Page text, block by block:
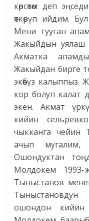
көрсөтөм деп
өткөрүп ийдим.
Мени тууган
Жакыйдын уялаш
Акматка
Жакыйдан бирге
экөөбүз калыппыз.
кор болуп калат
экен. Акмат
кийин
чыкканга чейин
ачып мугалим,
Ошондуктан
Молдокем
Тыныстанов
ошондон кийин